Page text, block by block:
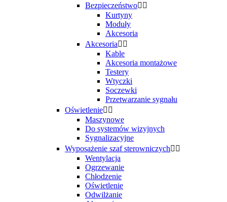
Bezpieczeństwo 
Kurtyny
Moduły
Akcesoria
Akcesoria 
Kable
Akcesoria montażowe
Testery
Wtyczki
Soczewki
Przetwarzanie sygnału
Oświetlenie 
Maszynowe
Do systemów wizyjnych
Sygnalizacyjne
Wyposażenie szaf sterowniczych 
Wentylacja
Ogrzewanie
Chłodzenie
Oświetlenie
Odwilżanie